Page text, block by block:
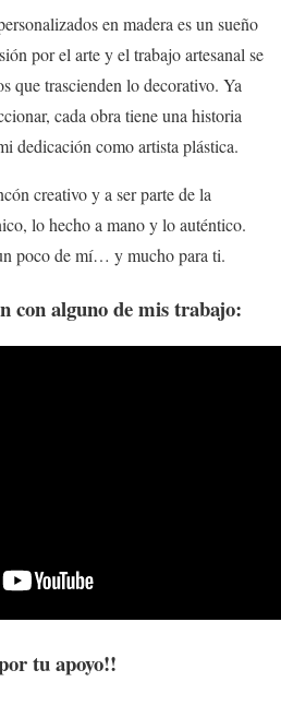
en madera es un sueño
por el arte y el trabajo artesanal se
que trascienden lo decorativo. Ya
cada obra tiene una historia
dedicación como artista plástica.
creativo y a ser parte de la
lo hecho a mano y lo auténtico.
poco de mí… y mucho para ti.
con alguno de mis trabajo:
tu apoyo!!